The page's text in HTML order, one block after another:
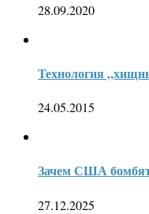
28.09.2020
Технология
24.05.2015
Зачем США
27.12.2025